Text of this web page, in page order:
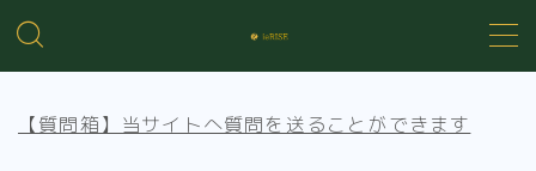
【質問箱】当サイトへ質問を送ることができます